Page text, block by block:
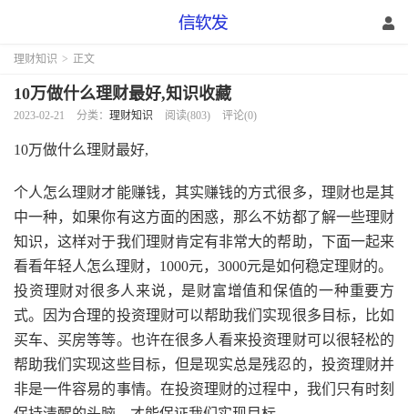
理财知识 > 正文
10万做什么理财最好,知识收藏
2023-02-21 分类： 理财知识 阅读(803) 评论(0)
10万做什么理财最好,
个人怎么理财才能赚钱，其实赚钱的方式很多，理财也是其
中一种，如果你有这方面的困惑，那么不妨都了解一些理财
知识，这样对于我们理财肯定有非常大的帮助，下面一起来
看看年轻人怎么理财，1000元，3000元是如何稳定理财的。
投资理财对很多人来说，是财富增值和保值的一种重要方
式。因为合理的投资理财可以帮助我们实现很多目标，比如
买车、买房等等。也许在很多人看来投资理财可以很轻松的
帮助我们实现这些目标，但是现实总是残忍的，投资理财并
非是一件容易的事情。在投资理财的过程中，我们只有时刻